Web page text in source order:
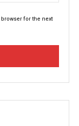
for the next